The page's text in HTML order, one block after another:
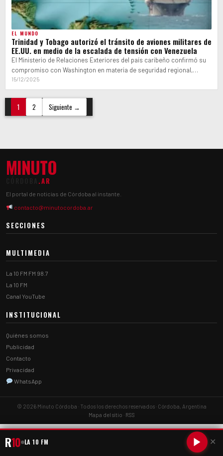
EL MUNDO
Trinidad y Tobago autorizó el tránsito de aviones militares de
EE.UU. en medio de la escalada de tensión con Venezuela
El Ministerio de Relaciones Exteriores del país caribeño confirmó su
compromiso con Washington en materia de seguridad regional,
mientras la vicepresidenta venezolana…
15/12/2025
Paginación
1 2 Siguiente →
MINUTO
.AR
El portal de noticias de Córdoba al instante.
contacto@minutocordoba.ar
SECCIONES
MULTIMEDIA
La 10 FM FM 98.7
La 10 FM
Canal YouTube
INSTITUCIONAL
Quiénes somos
Publicidad
Contacto
Privacidad
WhatsApp
© 2026 Minuto Córdoba · Todos los derechos reservados · Córdoba, Argentina
Mapa del sitio · RSS
R10 LA 10 FM ✕